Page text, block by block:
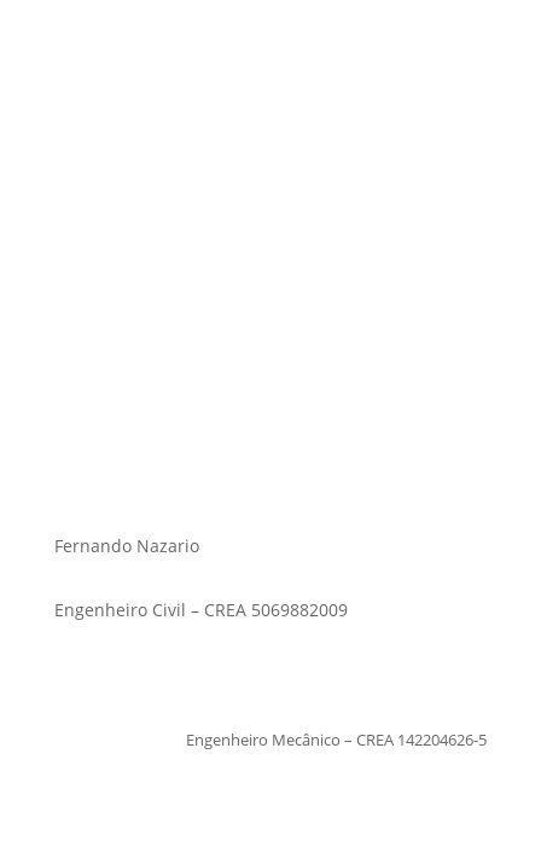
Fernando Nazario
Engenheiro Civil – CREA 5069882009
Engenheiro Mecânico – CREA 142204626-5